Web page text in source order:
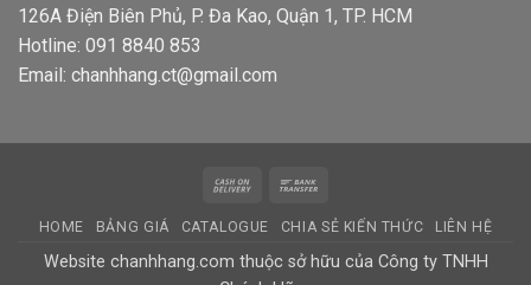
126A Điện Biên Phủ, P. Đa Kao, Quận 1, TP. HCM
Hotline: 091 8840 853
Email: chanhhang.ct@gmail.com
Cash
Delivery
HOME BẢNG GIÁ CATALOGUE CHIA SẺ KIẾN THỨC LIÊN HỆ
Website chanhhang.com thuộc sở hữu của Công ty TNHH